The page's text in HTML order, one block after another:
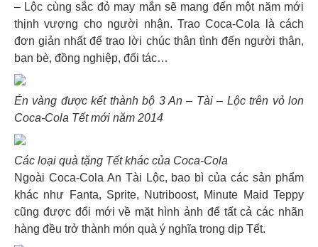
– Lộc cùng sắc đỏ may mắn sẽ mang đến một năm mới
thịnh vượng cho người nhận. Trao Coca-Cola là cách
đơn giản nhất để trao lời chúc thân tình đến người thân,
bạn bè, đồng nghiệp, đối tác…
Én vàng được kết thành bộ 3 An – Tài – Lộc trên vỏ lon
Coca-Cola Tết mới năm 2014
Các loại quà tặng Tết khác của Coca-Cola
Ngoài Coca-Cola An Tài Lộc, bao bì của các sản phẩm
khác như Fanta, Sprite, Nutriboost, Minute Maid Teppy
cũng được đổi mới về mặt hình ảnh để tất cả các nhãn
hàng đều trở thành món quà ý nghĩa trong dịp Tết.